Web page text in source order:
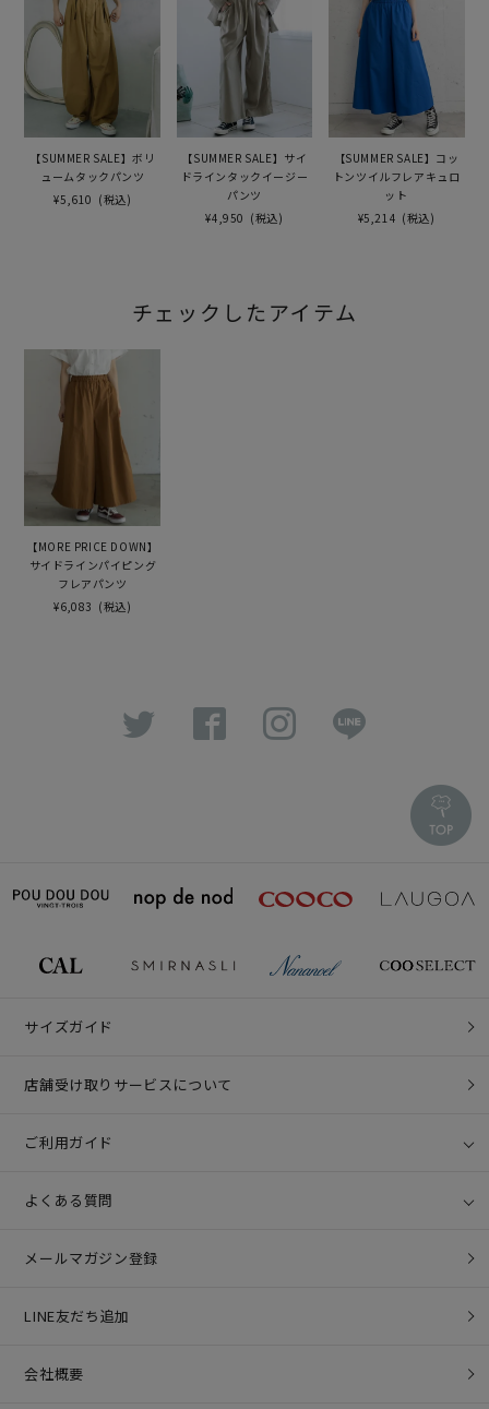
【SUMMER SALE】ボリ
ュームタックパンツ
¥5,610 (税込)
【SUMMER SALE】サイ
ドラインタックイージー
パンツ
¥4,950 (税込)
【SUMMER SALE】コッ
トンツイルフレアキュロ
ット
¥5,214 (税込)
チェックしたアイテム
【MORE PRICE DOWN】
サイドラインパイピング
フレアパンツ
¥6,083 (税込)
サイズガイド
店舗受け取りサービスについて
ご利用ガイド
よくある質問
メールマガジン登録
LINE友だち追加
会社概要